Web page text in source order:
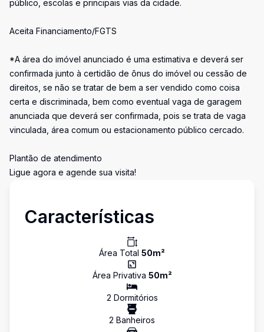
público, escolas e principais vias da cidade.
Aceita Financiamento/FGTS
*A área do imóvel anunciado é uma estimativa e deverá ser
confirmada junto à certidão de ônus do imóvel ou cessão de
direitos, se não se tratar de bem a ser vendido como coisa
certa e discriminada, bem como eventual vaga de garagem
anunciada que deverá ser confirmada, pois se trata de vaga
vinculada, área comum ou estacionamento público cercado.
Plantão de atendimento
Ligue agora e agende sua visita!
Características
Área Total 50m²
Área Privativa 50m²
2 Dormitórios
2 Banheiros